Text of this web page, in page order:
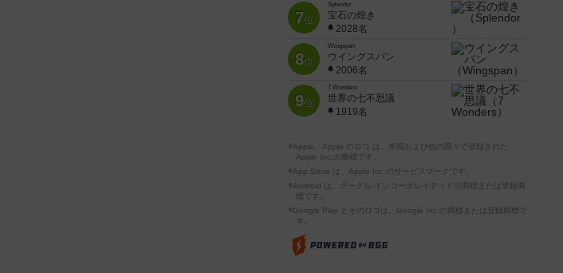
7位
Splendor
宝石の煌き
2028名
8位
Wingspan
ウイングスパン
2006名
9位
7 Wonders
世界の七不思議
1919名
※Apple、Apple のロゴ は、米国および他の国々で登録された
Apple Inc.の商標です。
※App Store は、Apple Inc.のサービスマークです。
※Android は、グーグル インコーポレイテッドの商標または登録商
標です。
※Google Play とそのロゴは、Google Inc.の商標または登録商標で
す。